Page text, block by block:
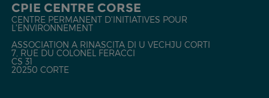
CPIE CENTRE CORSE
CENTRE PERMANENT D'INITIATIVES POUR
L'ENVIRONNEMENT
ASSOCIATION A RINASCITA DI U VECHJU CORTI
7, RUE DU COLONEL FERACCI
CS 31
20250 CORTE